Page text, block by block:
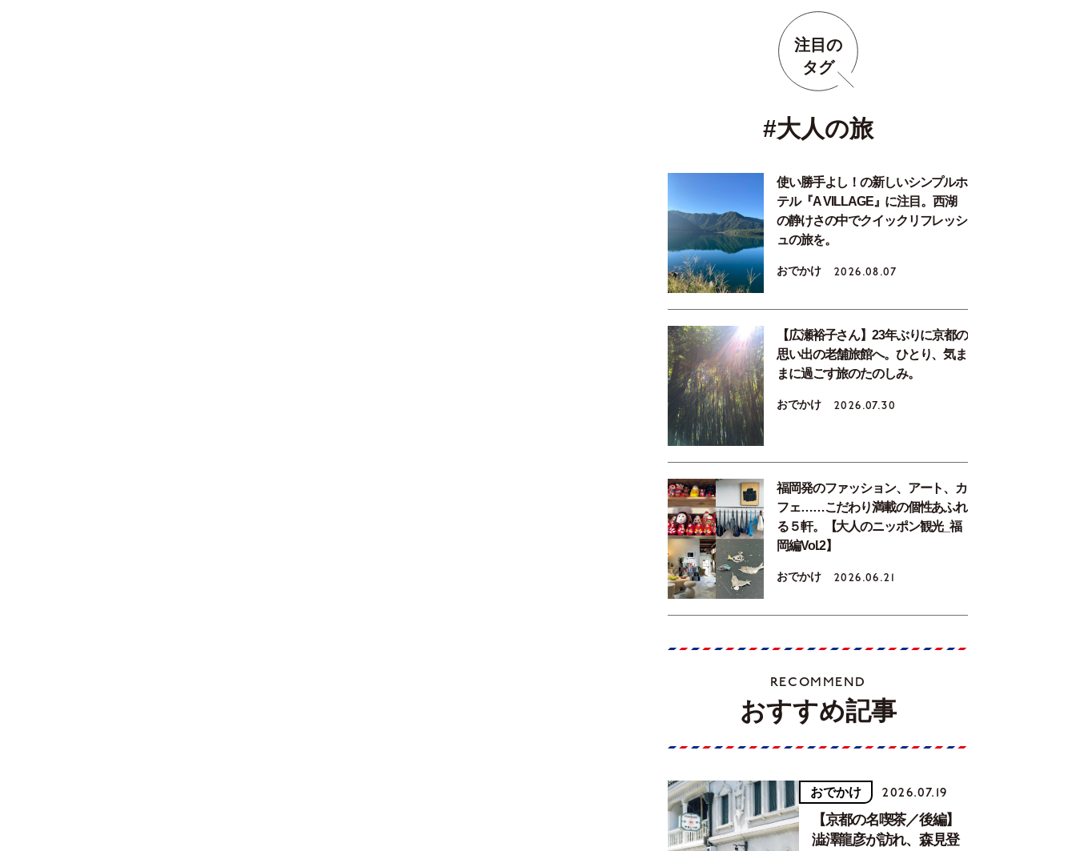
注目の
タグ
#大人の旅
使い勝手よし！の新しいシンプルホ
テル『A VILLAGE』に注目。西湖
の静けさの中でクイックリフレッシ
ュの旅を。
おでかけ 2026.08.07
【広瀬裕子さん】23年ぶりに京都の
思い出の老舗旅館へ。ひとり、気ま
まに過ごす旅のたのしみ。
おでかけ 2026.07.30
福岡発のファッション、アート、カ
フェ……こだわり満載の個性あふれ
る５軒。【大人のニッポン観光_福
岡編Vol.2】
おでかけ 2026.06.21
RECOMMEND
おすすめ記事
おでかけ 2026.07.19
【京都の名喫茶／後編】
澁澤龍彦が訪れ、森見登